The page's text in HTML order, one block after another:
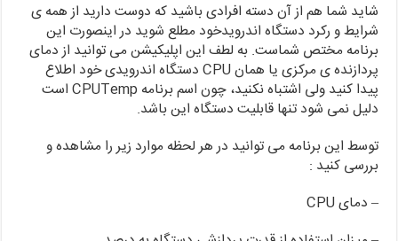
شاید شما هم از آن دسته افرادی باشید که دوست دارید از همه ی
شرایط و رکرد دستگاه اندرویدخود مطلع شوید در اینصورت این
برنامه مختص شماست. به لطف این اپلیکیشن می توانید از دمای
پردازنده ی مرکزی یا همان CPU دستگاه اندرویدی خود اطلاع
پیدا کنید ولی اشتباه نکنید، چون اسم برنامه CPUTemp است
دلیل نمی شود تنها قابلیت دستگاه این باشد.
توسط این برنامه می توانید در هر لحظه موارد زیر را مشاهده و
بررسی کنید :
– دمای CPU